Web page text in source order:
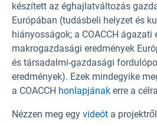
készített az éghajlatváltozás
Európában (tudásbeli helyzet és
hiányosságok; a COACCH ágazati
makrogazdasági eredmények
és társadalmi-gazdasági
eredmények). Ezek mindegyike
a COACCH honlapjának erre a
Nézzen meg egy videót a